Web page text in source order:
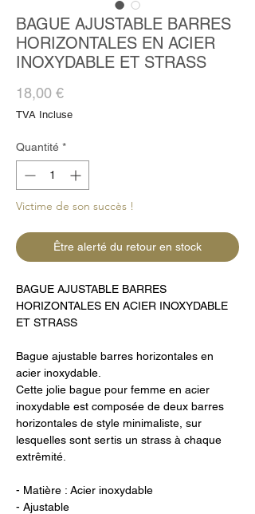
BAGUE AJUSTABLE BARRES
HORIZONTALES EN ACIER
INOXYDABLE ET STRASS
18,00 €Prix
TVA Incluse
Quantité *
Victime de son succès !
Être alerté du retour en stock
BAGUE AJUSTABLE BARRES
HORIZONTALES EN ACIER INOXYDABLE
ET STRASS
Bague ajustable barres horizontales en
acier inoxydable.
Cette jolie bague pour femme en acier
inoxydable est composée de deux barres
horizontales de style minimaliste, sur
lesquelles sont sertis un strass à chaque
extrêmité.
- Matière : Acier inoxydable
- Ajustable